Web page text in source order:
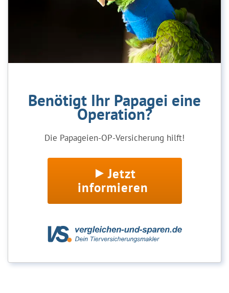
Benötigt Ihr Papagei eine
Operation?
Die Papageien-OP-Versicherung hilft!
Jetzt
informieren